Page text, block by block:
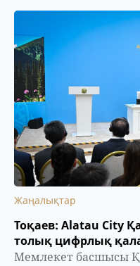
Жаңалықтар
Тоқаев: Alatau City
толық цифрлық
Мемлекет басшысы